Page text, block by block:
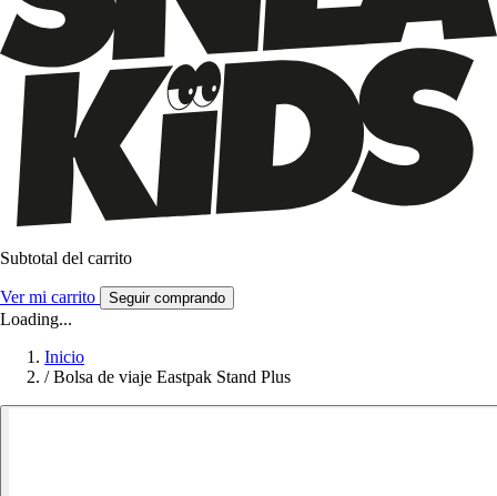
Subtotal del carrito
Ver mi carrito Seguir comprando
Loading...
Inicio
/ Bolsa de viaje Eastpak Stand Plus